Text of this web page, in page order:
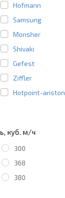
Hofmann
Samsung
Monsher
Shivaki
Gefest
Ziffler
Hotpoint-ariston
куб. м/ч
300
368
380